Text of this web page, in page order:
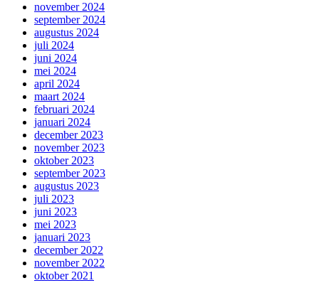
november 2024
september 2024
augustus 2024
juli 2024
juni 2024
mei 2024
april 2024
maart 2024
februari 2024
januari 2024
december 2023
november 2023
oktober 2023
september 2023
augustus 2023
juli 2023
juni 2023
mei 2023
januari 2023
december 2022
november 2022
oktober 2021